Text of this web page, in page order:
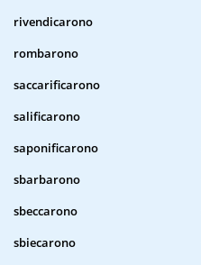
rivendicarono
rombarono
saccarificarono
salificarono
saponificarono
sbarbarono
sbeccarono
sbiecarono